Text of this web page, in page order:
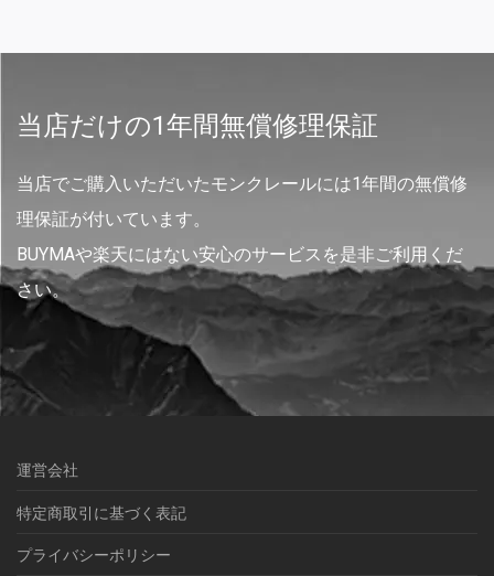
当店だけの1年間無償修理保証
当店でご購入いただいたモンクレールには1年間の無償修
理保証が付いています。
BUYMAや楽天にはない安心のサービスを是非ご利用くだ
さい。
運営会社
特定商取引に基づく表記
プライバシーポリシー